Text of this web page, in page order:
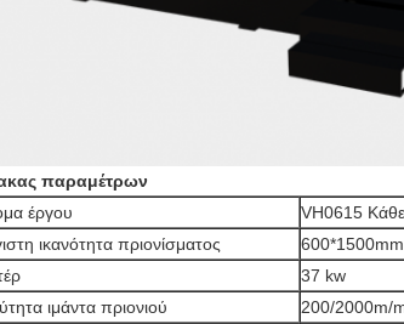
παραμέτρων
έργου
VH0615
ικανότητα πριονίσματος
37 kw
ιμάντα πριονιού
200/2000m/